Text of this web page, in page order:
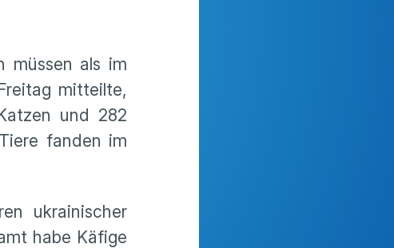
müssen als im
mitteilte,
und 282
fanden im
ukrainischer
habe Käfige